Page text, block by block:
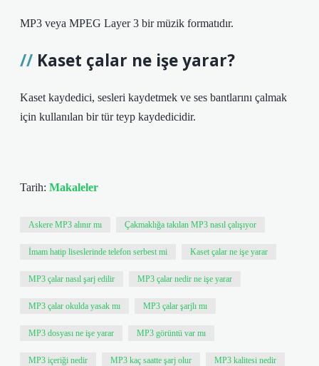
MP3 veya MPEG Layer 3 bir müzik formatıdır.
Kaset çalar ne işe yarar?
Kaset kaydedici, sesleri kaydetmek ve ses bantlarını çalmak
için kullanılan bir tür teyp kaydedicidir.
Tarih: Makaleler
Askere MP3 alınır mı Çakmaklığa takılan MP3 nasıl çalışıyor
İmam hatip liseslerinde telefon serbest mi Kaset çalar ne işe yarar
MP3 çalar nasıl şarj edilir MP3 çalar nedir ne işe yarar
MP3 çalar okulda yasak mı MP3 çalar şarjlı mı
MP3 dosyası ne işe yarar MP3 görüntü var mı
MP3 içeriği nedir MP3 kaç saatte şarj olur MP3 kalitesi nedir